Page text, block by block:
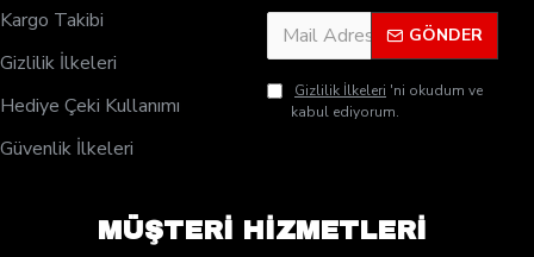
Kargo Takibi
Gizlilik İlkeleri
Hediye Çeki Kullanımı
Güvenlik İlkeleri
GÖNDER
Gizlilik İlkeleri 'ni okudum ve
kabul ediyorum.
MÜŞTERİ HİZMETLERİ